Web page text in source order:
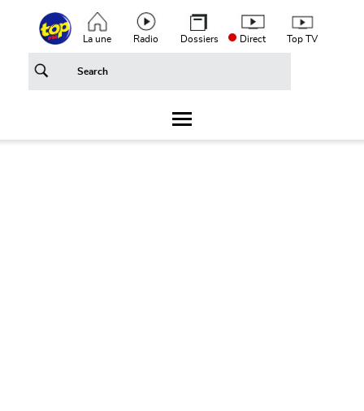
Aller au contenu principalTop header menu
La une Radio Dossiers Direct Top TV